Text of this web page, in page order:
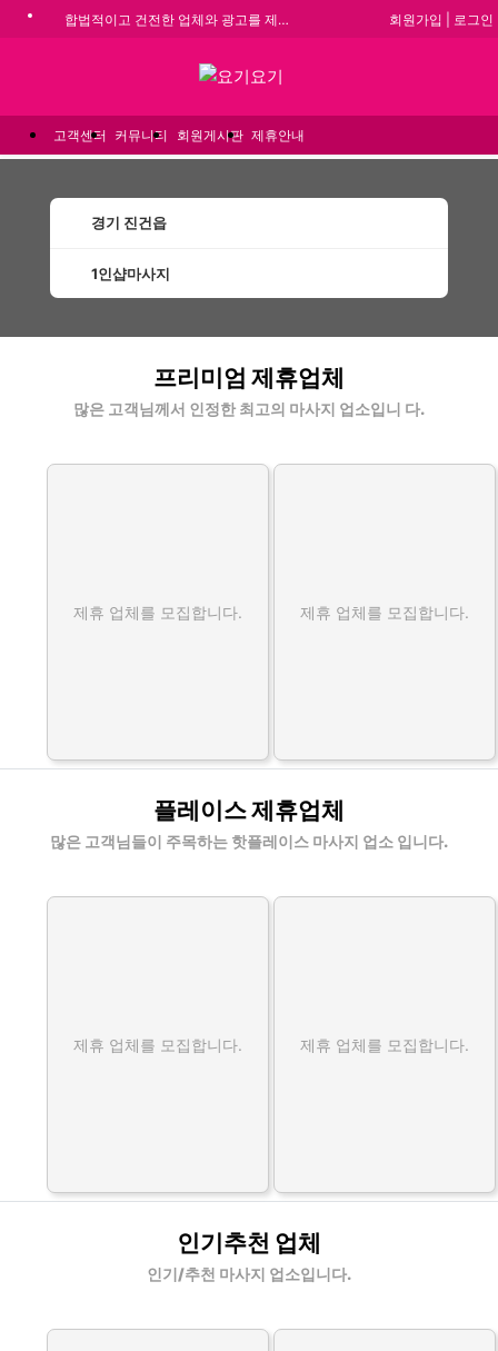
합법적이고 건전한 업체와 광고를 제휴합니다.
★ 요기요기 업체회원 안내사항 ★
불건전한 게시글은 삭제 및 회원탈퇴 됩니다.
회원가입 로그인
고객센터 커뮤니티 회원게시판 제휴안내
경기 진건읍
1인샵마사지
프리미엄 제휴업체
많은 고객님께서 인정한 최고의 마사지 업소입니 다.
제휴 업체를 모집합니다. 제휴 업체를 모집합니다.
플레이스 제휴업체
많은 고객님들이 주목하는 핫플레이스 마사지 업소 입니다.
제휴 업체를 모집합니다. 제휴 업체를 모집합니다.
인기추천 업체
인기/추천 마사지 업소입니다.